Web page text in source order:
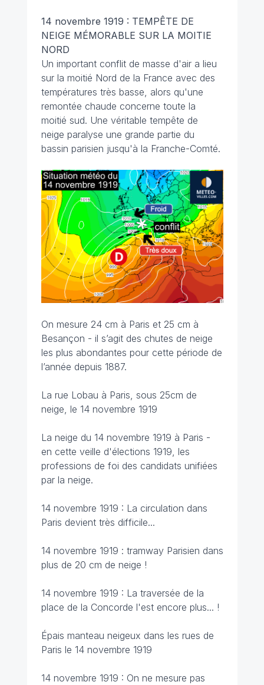
14 novembre 1919 : TEMPÊTE DE
NEIGE MÉMORABLE SUR LA MOITIE
NORD
Un important conflit de masse d'air a lieu
sur la moitié Nord de la France avec des
températures très basse, alors qu'une
remontée chaude concerne toute la
moitié sud. Une véritable tempête de
neige paralyse une grande partie du
bassin parisien jusqu'à la Franche-Comté.
On mesure 24 cm à Paris et 25 cm à
Besançon - il s’agit des chutes de neige
les plus abondantes pour cette période de
l’année depuis 1887.
La rue Lobau à Paris, sous 25cm de
neige, le 14 novembre 1919
La neige du 14 novembre 1919 à Paris -
en cette veille d'élections 1919, les
professions de foi des candidats unifiées
par la neige.
14 novembre 1919 : La circulation dans
Paris devient très difficile...
14 novembre 1919 : tramway Parisien dans
plus de 20 cm de neige !
14 novembre 1919 : La traversée de la
place de la Concorde l'est encore plus... !
Épais manteau neigeux dans les rues de
Paris le 14 novembre 1919
14 novembre 1919 : On ne mesure pas